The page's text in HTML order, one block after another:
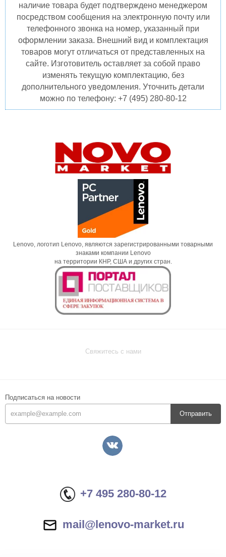
наличие товара будет подтверждено менеджером
посредством сообщения на электронную почту или
телефонного звонка на номер, указанный при
оформлении заказа. Внешний вид и комплектация
товаров могут отличаться от представленных на
сайте. Изготовитель оставляет за собой право
изменять текущую комплектацию, без
дополнительного уведомления. Уточнить детали
можно по телефону: +7 (495) 280-80-12
Lenovo, логотип Lenovo, являются зарегистрированными товарными
знаками компании Lenovo
на территории КНР, США и других стран.
Свяжитесь с нами
Подписаться на новости
Отправить
+7 495 280-80-12
mail@lenovo-market.ru